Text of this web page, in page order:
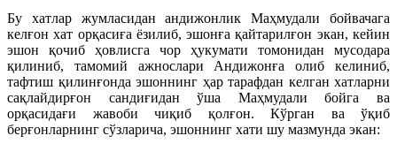
Бу хатлар жумласидан андижонлик Маҳмудали бойвачага
келғон хат орқасиға ёзилиб, эшонға қайтарилғон экан, кейин
эшон қочиб ҳовлисга чор ҳукумати томонидан мусодара
қилиниб, тамомий ажнослари Андижонға олиб келиниб,
тафтиш қилинғонда эшоннинг ҳар тарафдан келган хатларни
сақлайдирғон сандиғидан ўша Маҳмудали бойга ва
орқасидағи жавоби чиқиб қолғон. Кўрган ва ўқиб
берғонларнинг сўзларича, эшоннинг хати шу мазмунда экан: